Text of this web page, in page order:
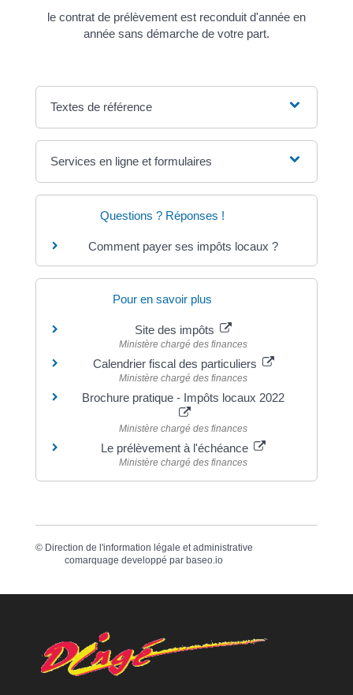
le contrat de prélèvement est reconduit d'année en
année sans démarche de votre part.
Textes de référence
Services en ligne et formulaires
Questions ? Réponses !
Comment payer ses impôts locaux ?
Pour en savoir plus
Site des impôts
Ministère chargé des finances
Calendrier fiscal des particuliers
Ministère chargé des finances
Brochure pratique - Impôts locaux 2022
Ministère chargé des finances
Le prélèvement à l'échéance
Ministère chargé des finances
© Direction de l'information légale et administrative
comarquage developpé parbaseo.io